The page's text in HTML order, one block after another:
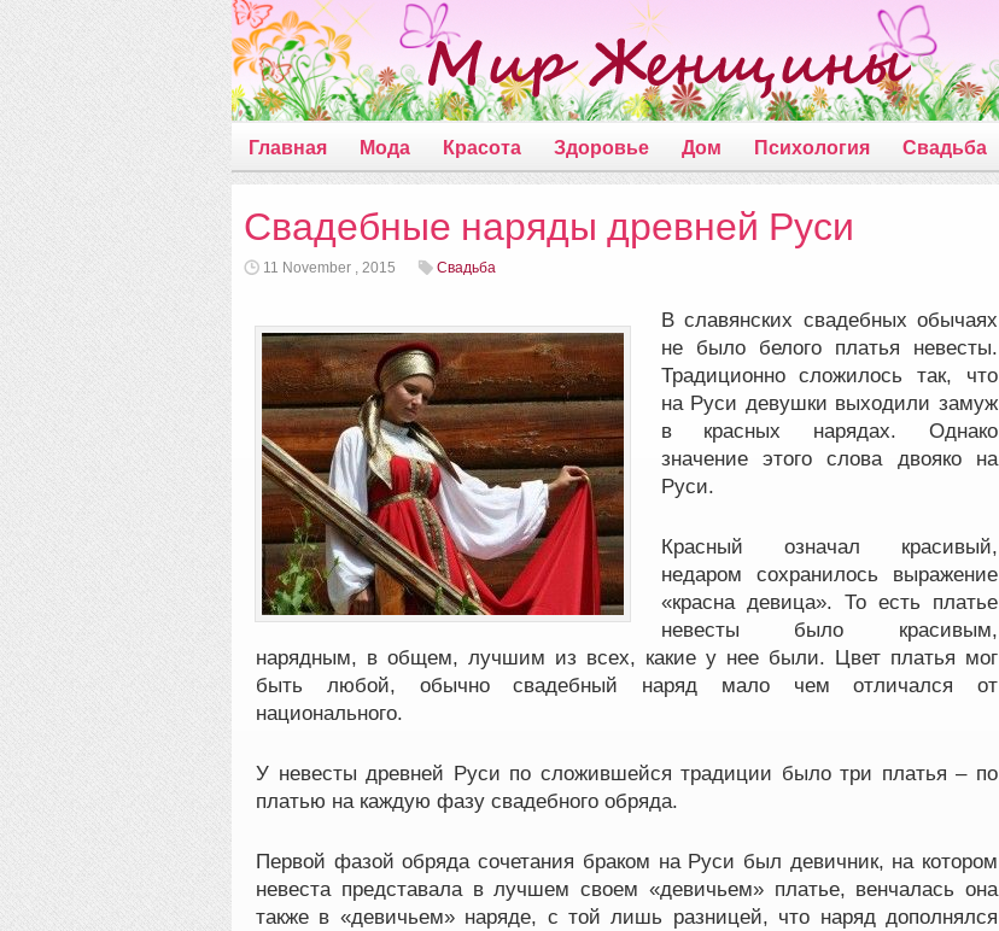
Главная Мода Красота Здоровье Дом Психология Свадьба
Свадебные наряды древней Руси
11 November , 2015 Свадьба
В славянских свадебных обычаях
не было белого платья невесты.
Традиционно сложилось так, что
на Руси девушки выходили замуж
в красных нарядах. Однако
значение этого слова двояко на
Руси.
Красный означал красивый,
недаром сохранилось выражение
«красна девица». То есть платье
невесты было красивым,
нарядным, в общем, лучшим из всех, какие у нее были. Цвет платья мог
быть любой, обычно свадебный наряд мало чем отличался от
национального.
У невесты древней Руси по сложившейся традиции было три платья – по
платью на каждую фазу свадебного обряда.
Первой фазой обряда сочетания браком на Руси был девичник, на котором
невеста представала в лучшем своем «девичьем» платье, венчалась она
также в «девичьем» наряде, с той лишь разницей, что наряд дополнялся